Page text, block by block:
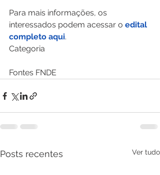
Para mais informações, os
interessados podem acessar o edital
completo aqui.
Categoria
Fontes FNDE
Posts recentes Ver tudo